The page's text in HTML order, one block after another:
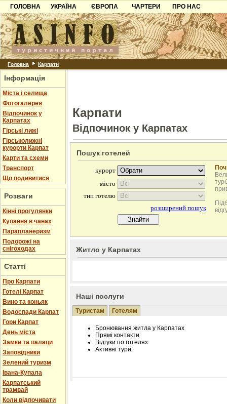
ГОЛОВНА
УКРАЇНА
Карпати
Азов
Причорноморря
Шацьк
ЄВРОПА
Чорногорія
Хорватія
Болгарія
ЧАРТЕРИ
ПРО НАС
Контакти
Партнерам
Додати готель
Головна Карпати
Інформація
Міста і селища
Фотогалерея
Відпочинок у
Карпатах
Гірські лижі
Гірськолижні
курорти Карпат
Карти та схеми
Транспорт
Що подивитися
Розваги
Кінні прогулянки
Купання в чанах
Парапланеризм
Подорожі на
снігоходах
Статті
Про Карпати
Готелі Карпат
Вино та коньяк
Водоспади Карпат
Гори Карпат
День міста
Замки та палаци
Заповідники
Зелений туризм
Івана-Купала
Карпатський
трамвай
Коли відпочивати
Карпати
Відпочинок у Карпатах
Пошук готелей
Житло у Карпатах
Наші послуги
Туристам Готелям
Бронювання житла у Карпатах
Прямі контакти
Відгуки по готелях
Активні тури